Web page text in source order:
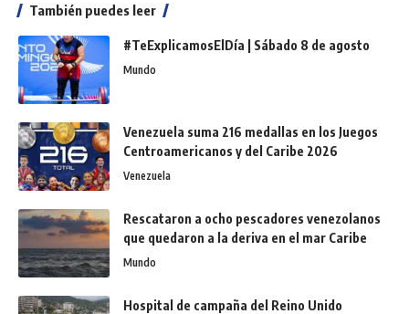
También puedes leer
#TeExplicamosElDía | Sábado 8 de agosto
Mundo
Venezuela suma 216 medallas en los Juegos
Centroamericanos y del Caribe 2026
Venezuela
Rescataron a ocho pescadores venezolanos
que quedaron a la deriva en el mar Caribe
Mundo
Hospital de campaña del Reino Unido